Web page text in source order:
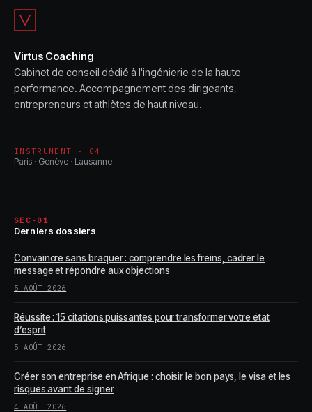
Virtus Coaching
Cabinet de conseil dédié à l'ingénierie de la haute
performance. Accompagnement des dirigeants,
entrepreneurs et athlètes de haut niveau.
INSTRUMENT · 04
Paris · Genève · Lausanne
SEC-01
Derniers dossiers
Convaincre sans braquer : comprendre les freins, cadrer le
message et répondre aux objections
5 AOÛT 2026
Réussite : 15 citations puissantes pour transformer votre état
d’esprit
5 AOÛT 2026
Créer son entreprise en Afrique : choisir le bon pays, le visa et les
risques avant de signer
4 AOÛT 2026